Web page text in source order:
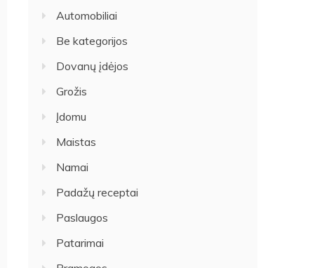
Automobiliai
Be kategorijos
Dovanų įdėjos
Grožis
Įdomu
Maistas
Namai
Padažų receptai
Paslaugos
Patarimai